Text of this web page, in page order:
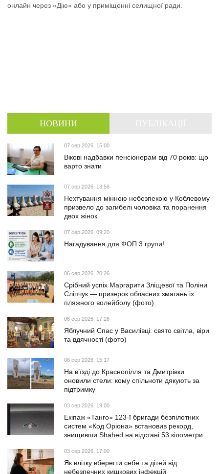
онлайн через «Дію» або у приміщенні селищної ради.
НОВИНИ
07 сер 2026, 15:00
Вікові надбавки пенсіонерам від 70 років: що
варто знати
07 сер 2026, 13:56
Нехтування мінною небезпекою у Коблевому
призвело до загибелі чоловіка та поранення
двох жінок
07 сер 2026, 09:20
Нагадування для ФОП 3 групи!
06 сер 2026, 20:26
Срібний успіх Маргарити Зліщевої та Поліни
Сліпчук — призерок обласних змагань із
пляжного волейболу (фото)
06 сер 2026, 17:26
Яблучний Спас у Василівці: свято світла, віри
та вдячності (фото)
06 сер 2026, 15:17
На в’їзді до Краснопілля та Дмитрівки
оновили стели: кому спільноти дякують за
підтримку
03 сер 2026, 19:00
Екіпаж «Танго» 123-ї бригади безпілотних
систем «Код Оріона» встановив рекорд,
знищивши Shahed на відстані 53 кілометри
03 сер 2026, 17:00
Як влітку вберегти себе та дітей від
небезпечних кишкових інфекцій